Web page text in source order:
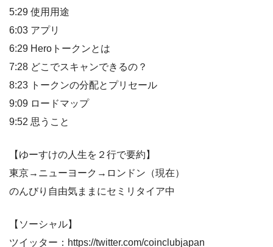
5:29 使用用途
6:03 アプリ
6:29 Heroトークンとは
7:28 どこでスキャンできるの？
8:23 トークンの分配とプリセール
9:09 ロードマップ
9:52 思うこと
【ゆーすけの人生を２行で要約】
東京→ニューヨーク→ロンドン（現在）
のんびり自由気ままにセミリタイア中
【ソーシャル】
ツイッター：https://twitter.com/coinclubjapan